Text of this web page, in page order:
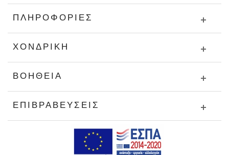
ΠΛΗΡΟΦΟΡΊΕΣ
ΧΟΝΔΡΙΚΉ
ΒΟΉΘΕΙΑ
ΕΠΙΒΡΑΒΕΎΣΕΙΣ